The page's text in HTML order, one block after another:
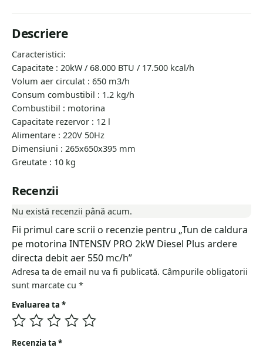
turatie mare pentru o circulatie maxima a caldurii.
PRO 20kW Diesel PLUS, are protectie la intrerupere,
reconectarea nu va functiona automat.
Tunul de caldura pe motorina cu ardere directa Intensiv
PRO 20kW Diesel PLUS, are un motor imbunatatit pentru a
asigura o durata lunga de viata.
Tunul de caldura pe motorina cu ardere directa Intensiv
PRO 20kW Diesel PLUS, are termostat reglabil incorporat.
Tunul de caldura pe motorina cu ardere directa Intensiv
PRO 20kW Diesel PLUS, are afisaj digital incorporat pentru
temperatura camerei si temperatura reglabila.
Tunul de caldura pe motorina cu ardere directa Intensiv
depozitare cu materiale usor inflamabile.
PRO 20kW Diesel PLUS, nu este conceput ca sursa
principala de incalzire.
Tunul de caldura pe motorina cu ardere directa Intensiv
PRO 20kW Diesel PLUS se livreaza cu termostat extern cu
cablu de 15m.
Descriere
Caracteristici:
Capacitate : 20kW / 68.000 BTU / 17.500 kcal/h
Volum aer circulat : 650 m3/h
Consum combustibil : 1.2 kg/h
Combustibil : motorina
Capacitate rezervor : 12 l
Alimentare : 220V 50Hz
Dimensiuni : 265x650x395 mm
Greutate : 10 kg
Recenzii
Nu există recenzii până acum.
Fii primul care scrii o recenzie pentru „Tun de caldura
pe motorina INTENSIV PRO 2kW Diesel Plus ardere
directa debit aer 550 mc/h”
Adresa ta de email nu va fi publicată. Câmpurile obligatorii
sunt marcate cu *
Evaluarea ta *
Recenzia ta *